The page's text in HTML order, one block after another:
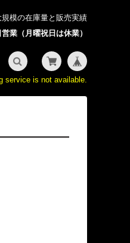
規模の在庫量と販売実績
業（月曜祝日は休業）
service is not available.